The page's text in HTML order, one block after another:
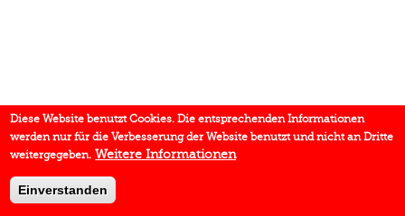
Diese Website benutzt Cookies. Die entsprechenden Informationen
werden nur für die Verbesserung der Website benutzt und nicht an Dritte
weitergegeben. Weitere Informationen
Einverstanden